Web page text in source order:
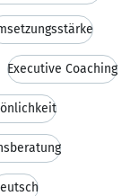
Executive Coaching